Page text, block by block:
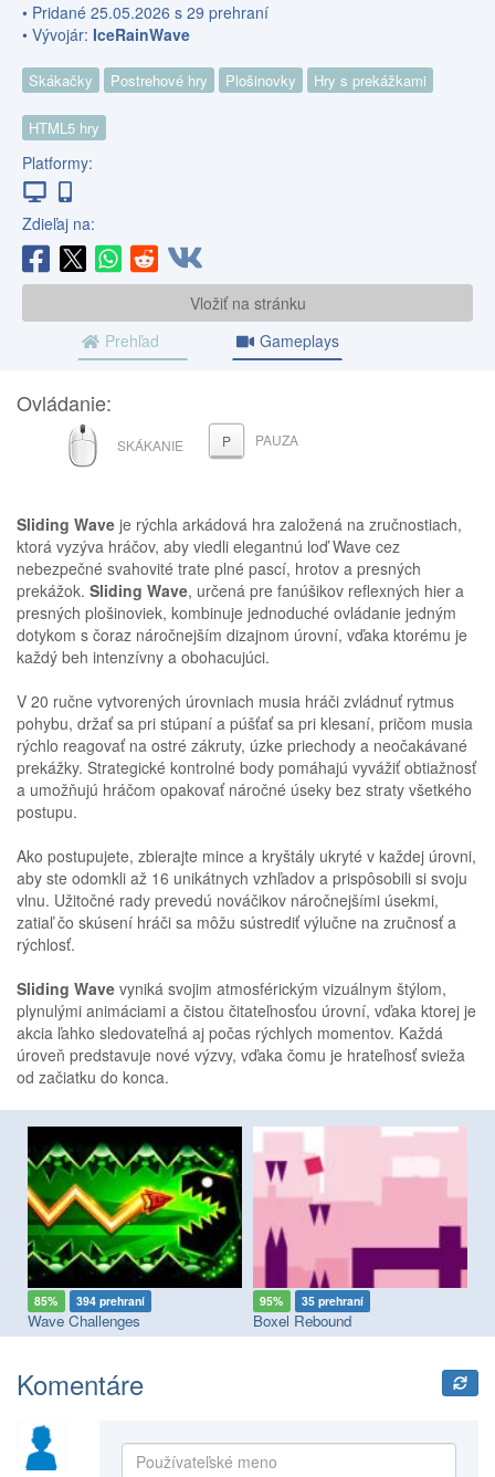
• Pridané 25.05.2026 s 29 prehraní
• Vývojár: IceRainWave
Skákačky Postrehové hry Plošinovky Hry s prekážkami
HTML5 hry
Platformy:
Zdieľaj na:
Vložiť na stránku
Prehľad
Gameplays
Ovládanie:
MYŠ
SKÁKANIE P PAUZA
Sliding Wave je rýchla arkádová hra založená na zručnostiach,
ktorá vyzýva hráčov, aby viedli elegantnú loď Wave cez
nebezpečné svahovité trate plné pascí, hrotov a presných
prekážok. Sliding Wave, určená pre fanúšikov reflexných hier a
presných plošinoviek, kombinuje jednoduché ovládanie jedným
dotykom s čoraz náročnejším dizajnom úrovní, vďaka ktorému je
každý beh intenzívny a obohacujúci.
V 20 ručne vytvorených úrovniach musia hráči zvládnuť rytmus
pohybu, držať sa pri stúpaní a púšťať sa pri klesaní, pričom musia
rýchlo reagovať na ostré zákruty, úzke priechody a neočakávané
prekážky. Strategické kontrolné body pomáhajú vyvážiť obtiažnosť
a umožňujú hráčom opakovať náročné úseky bez straty všetkého
postupu.
Ako postupujete, zbierajte mince a kryštály ukryté v každej úrovni,
aby ste odomkli až 16 unikátnych vzhľadov a prispôsobili si svoju
vlnu. Užitočné rady prevedú nováčikov náročnejšími úsekmi,
zatiaľ čo skúsení hráči sa môžu sústrediť výlučne na zručnosť a
rýchlosť.
Sliding Wave vyniká svojim atmosférickým vizuálnym štýlom,
plynulými animáciami a čistou čitateľnosťou úrovní, vďaka ktorej je
akcia ľahko sledovateľná aj počas rýchlych momentov. Každá
úroveň predstavuje nové výzvy, vďaka čomu je hrateľnosť svieža
od začiatku do konca.
85% 394 prehraní
Wave Challenges
95% 35 prehraní
Boxel Rebound
Komentáre